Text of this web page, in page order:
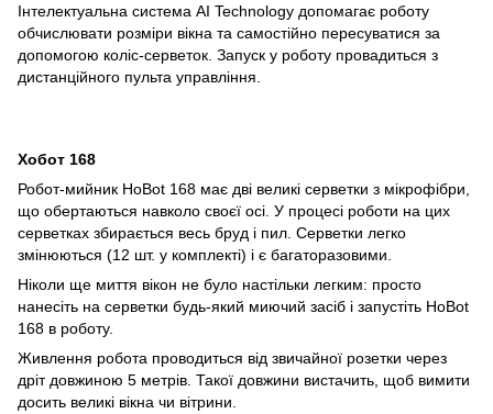
Інтелектуальна система AI Technology допомагає роботу
обчислювати розміри вікна та самостійно пересуватися за
допомогою коліс-серветок. Запуск у роботу провадиться з
дистанційного пульта управління.
Хобот 168
Робот-мийник HoBot 168 має дві великі серветки з мікрофібри,
що обертаються навколо своєї осі. У процесі роботи на цих
серветках збирається весь бруд і пил. Серветки легко
змінюються (12 шт. у комплекті) і є багаторазовими.
Ніколи ще миття вікон не було настільки легким: просто
нанесіть на серветки будь-який миючий засіб і запустіть HoBot
168 в роботу.
Живлення робота проводиться від звичайної розетки через
дріт довжиною 5 метрів. Такої довжини вистачить, щоб вимити
досить великі вікна чи вітрини.